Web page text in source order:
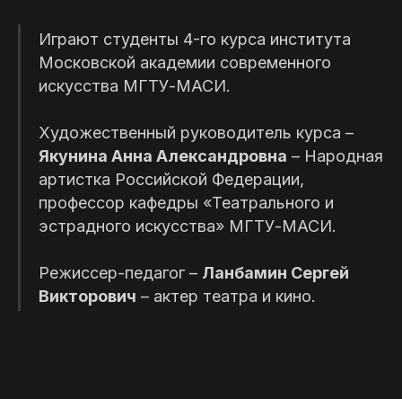
Играют студенты 4-го курса института
Московской академии современного
искусства МГТУ-МАСИ.
Художественный руководитель курса –
Якунина Анна Александровна – Народная
артистка Российской Федерации,
профессор кафедры «Театрального и
эстрадного искусства» МГТУ-МАСИ.
Режиссер-педагог – Ланбамин Сергей
Викторович – актер театра и кино.